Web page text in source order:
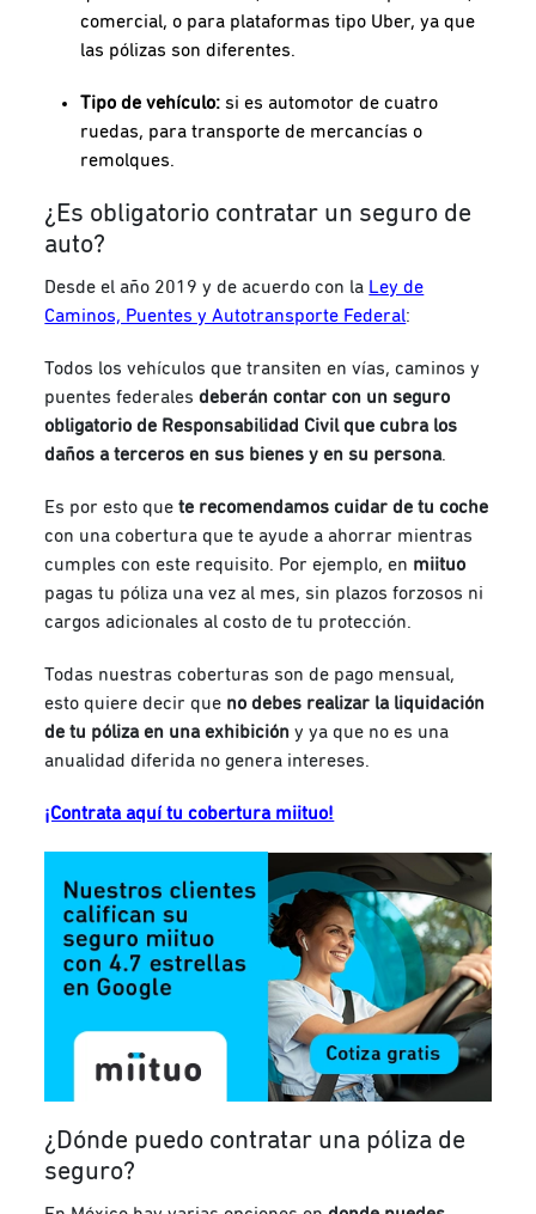
comercial, o para plataformas tipo Uber, ya que
las pólizas son diferentes.
Tipo de vehículo: si es automotor de cuatro
ruedas, para transporte de mercancías o
remolques.
¿Es obligatorio contratar un seguro de
auto?
Desde el año 2019 y de acuerdo con la Ley de
Caminos, Puentes y Autotransporte Federal:
Todos los vehículos que transiten en vías, caminos y
puentes federalesdeberán contar con un seguro
obligatorio de Responsabilidad Civil que cubra los
daños a terceros en sus bienes y en su persona.
Es por esto quete recomendamos cuidar de tu coche
con una cobertura que te ayude a ahorrar mientras
cumples con este requisito. Por ejemplo, en miituo
pagas tu póliza una vez al mes, sin plazos forzosos ni
cargos adicionales al costo de tu protección.
Todas nuestras coberturas son de pago mensual,
esto quiere decir que no debes realizar la liquidación
de tu póliza en una exhibición y ya que no es una
anualidad diferida no genera intereses.
¡Contrata aquí tu cobertura miituo!
¿Dónde puedo contratar una póliza de
seguro?